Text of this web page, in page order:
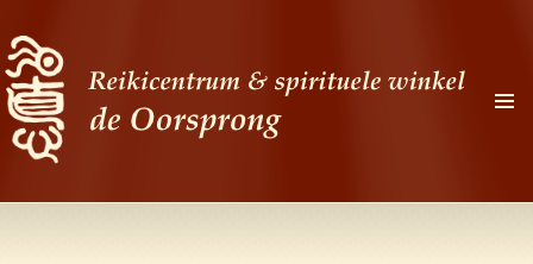
Zoeken